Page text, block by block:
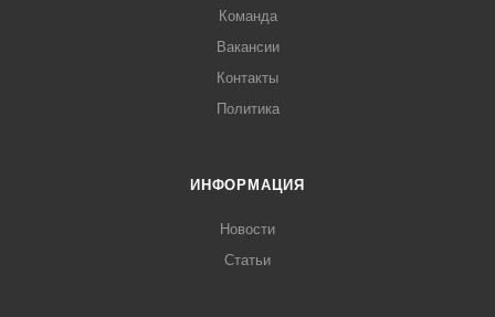
Команда
Вакансии
Контакты
Политика
ИНФОРМАЦИЯ
Новости
Статьи